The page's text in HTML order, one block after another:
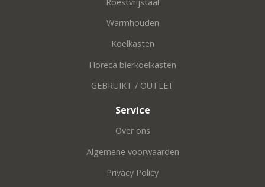
Warmhouden
Koelkasten
Horeca bierkoelkasten
GEBRUIKT / OUTLET
Service
Over ons
Algemene voorwaarden
Privacy Policy